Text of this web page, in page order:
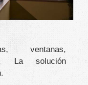
ventanas,
La solución